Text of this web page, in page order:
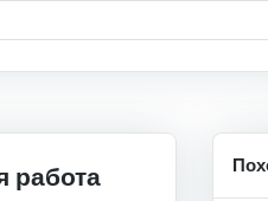
работа